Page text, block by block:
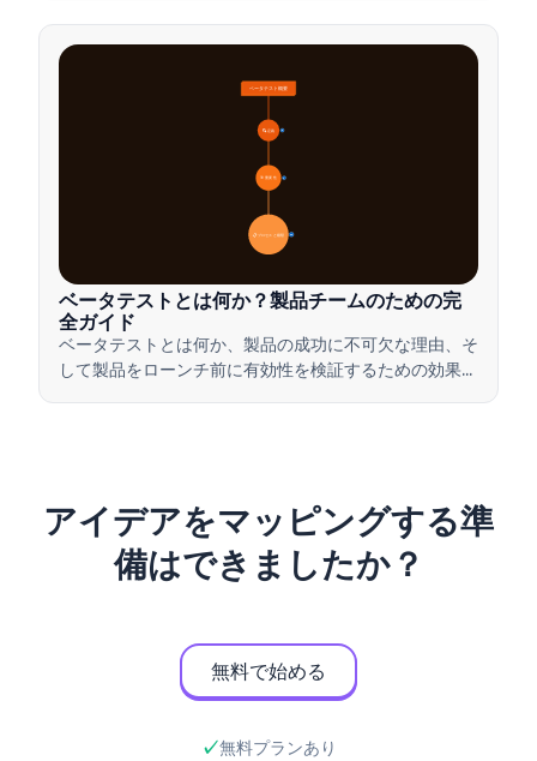
🔍 定義 4
🎯 重要性 7
📋 プロセスと種類 20
ベータテスト概要
ベータテストとは何か？製品チームのための完
全ガイド
ベータテストとは何か、製品の成功に不可欠な理由、そ
して製品をローンチ前に有効性を検証するための効果的
アイデアをマッピングする準
備はできましたか？
無料で始める
無料プランあり